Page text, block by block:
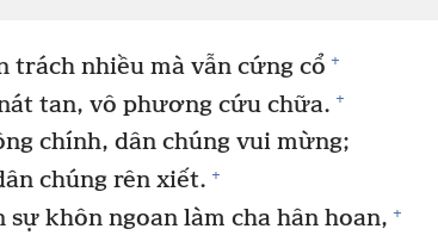
trách nhiều mà vẫn cứng cổ +
tan, vô phương cứu chữa. +
chính, dân chúng vui mừng;
chúng rên xiết. +
khôn ngoan làm cha hân hoan, +